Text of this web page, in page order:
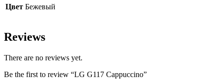
Цвет Бежевый
Reviews
There are no reviews yet.
Be the first to review “LG G117 Cappuccino”